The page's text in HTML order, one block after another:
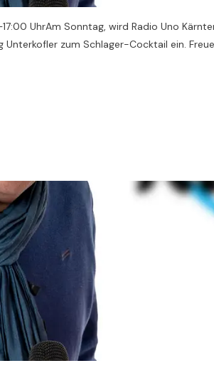
UhrAm Sonntag, wird Radio Uno
Unterkofler zum Schlager-Cocktail ein.